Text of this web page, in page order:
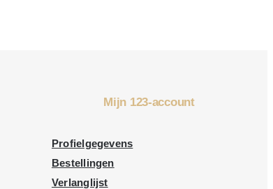
Mijn 123-account
Profielgegevens
Bestellingen
Verlanglijst